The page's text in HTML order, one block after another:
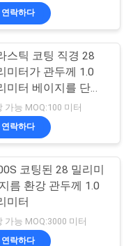
32
연락하다
스틱 코팅 직경 28
미터가 관두께 1.0
미터 베이지를 단단
합니다
가능 MOQ:100 미터
연락하다
코팅된 28 밀리미
름 환강 관두께 1.0
미터
가능 MOQ:3000 미터
연락하다